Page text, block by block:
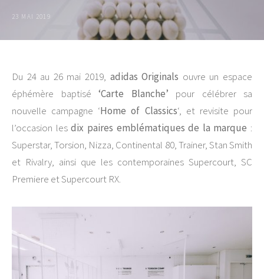
23 MAI 2019
Du 24 au 26 mai 2019, adidas Originals ouvre un espace
éphémère baptisé ‘Carte Blanche’ pour célébrer sa
nouvelle campagne ‘Home of Classics‘, et revisite pour
l’occasion lesdix paires emblématiques de la marque :
Superstar, Torsion, Nizza, Continental 80, Trainer, Stan Smith
et Rivalry, ainsi que les contemporaines Supercourt, SC
Premiere et Supercourt RX.